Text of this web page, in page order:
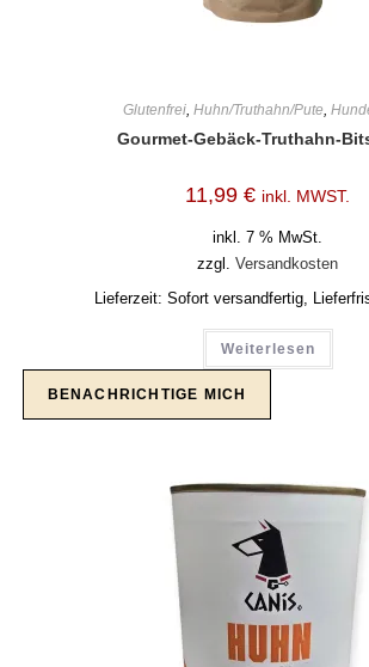
Glutenfrei, Huhn/Truthahn/Pute,
Gourmet-Gebäck-Truthahn-
11,99 € inkl. MWST.
inkl. 7 % MwSt.
zzgl. Versandkosten
Lieferzeit: Sofort versandfertig,
Weiterlesen